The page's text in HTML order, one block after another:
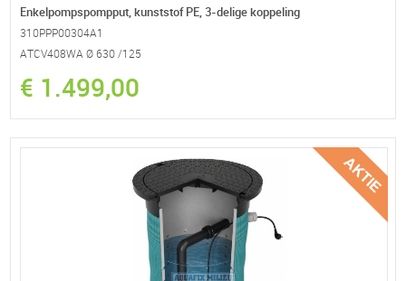
Enkelpompspompput, kunststof PE, 3-delige koppeling
310PPP00304A1
ATCV408WA Ø 630 /125
€ 1.499,00